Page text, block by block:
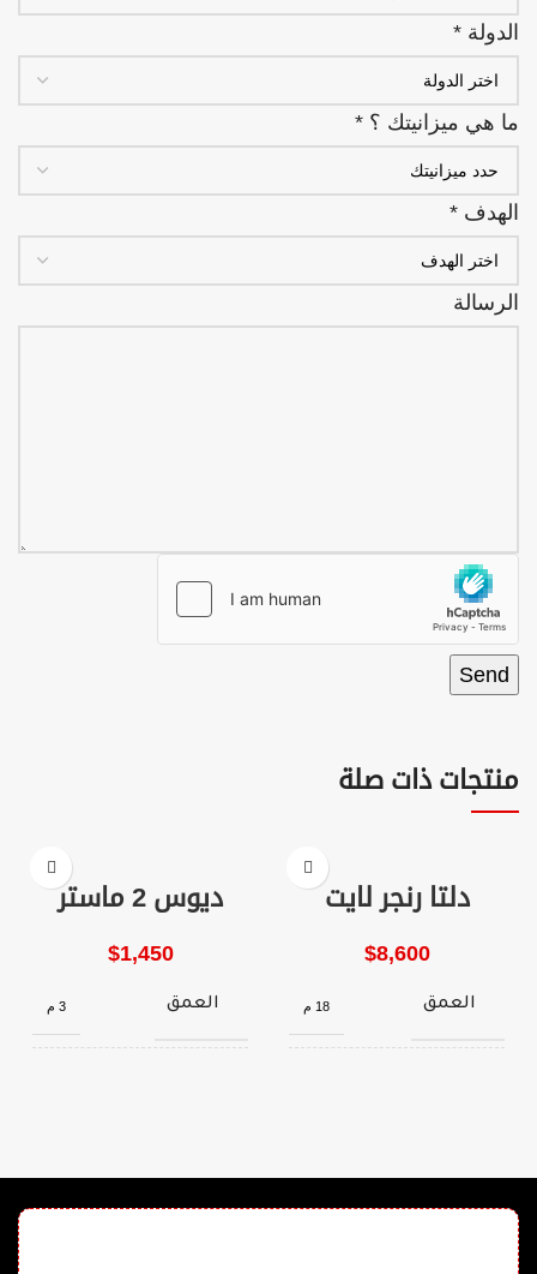
الدولة *
ما هي ميزانيتك ؟ *
الهدف *
الرسالة
Send
منتجات ذات صلة
دلتا رنجر لايت
$8,600
العمق 18 م
ديوس 2 ماستر
$1,450
العمق 3 م